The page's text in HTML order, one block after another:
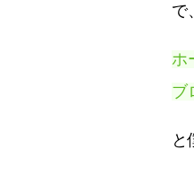
で
ホ
ブ
と